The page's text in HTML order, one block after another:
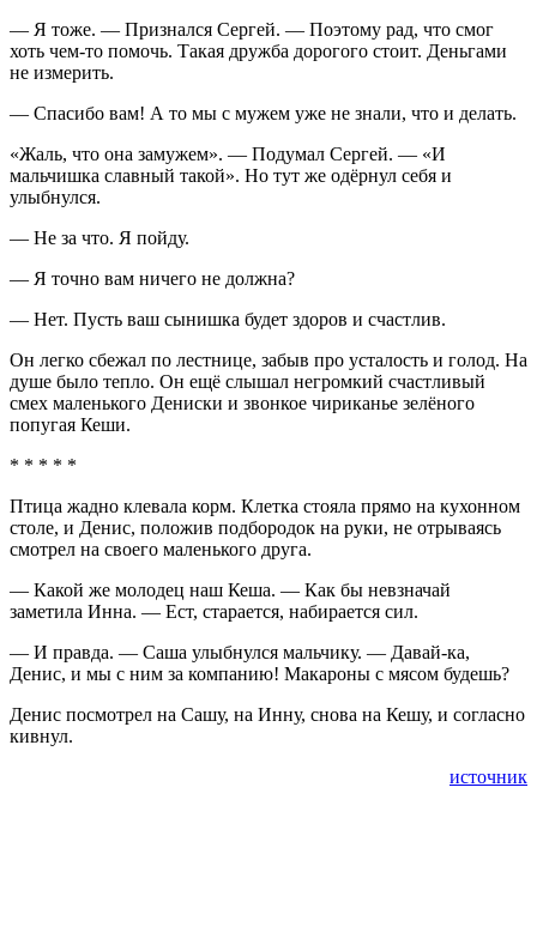
— Я тоже. — Признался Сергей. — Поэтому рад, что смог
хоть чем-то помочь. Такая дружба дорогого стоит. Деньгами
не измерить.
— Спасибо вам! А то мы с мужем уже не знали, что и делать.
«Жаль, что она замужем». — Подумал Сергей. — «И
мальчишка славный такой». Но тут же одёрнул себя и
улыбнулся.
— Не за что. Я пойду.
— Я точно вам ничего не должна?
— Нет. Пусть ваш сынишка будет здоров и счастлив.
Он легко сбежал по лестнице, забыв про усталость и голод. На
душе было тепло. Он ещё слышал негромкий счастливый
смех маленького Дениски и звонкое чириканье зелёного
попугая Кеши.
* * * * *
Птица жадно клевала корм. Клетка стояла прямо на кухонном
столе, и Денис, положив подбородок на руки, не отрываясь
смотрел на своего маленького друга.
— Какой же молодец наш Кеша. — Как бы невзначай
заметила Инна. — Ест, старается, набирается сил.
— И правда. — Саша улыбнулся мальчику. — Давай-ка,
Денис, и мы с ним за компанию! Макароны с мясом будешь?
Денис посмотрел на Сашу, на Инну, снова на Кешу, и согласно
кивнул.
источник